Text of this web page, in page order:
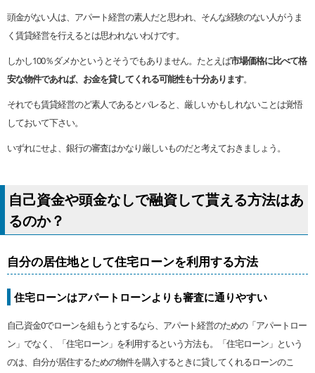
頭金がない人は、アパート経営の素人だと思われ、そんな経験のない人がうま
く賃貸経営を行えるとは思われないわけです。
しかし100％ダメかというとそうでもありません。たとえば市場価格に比べて格
安な物件であれば、お金を貸してくれる可能性も十分あります。
それでも賃貸経営のど素人であるとバレると、厳しいかもしれないことは覚悟
しておいて下さい。
いずれにせよ、銀行の審査はかなり厳しいものだと考えておきましょう。
自己資金や頭金なしで融資して貰える方法はあ
るのか？
自分の居住地として住宅ローンを利用する方法
住宅ローンはアパートローンよりも審査に通りやすい
自己資金0でローンを組もうとするなら、アパート経営のための「アパートロー
ン」でなく、「住宅ローン」を利用するという方法も。「住宅ローン」という
のは、自分が居住するための物件を購入するときに貸してくれるローンのこ